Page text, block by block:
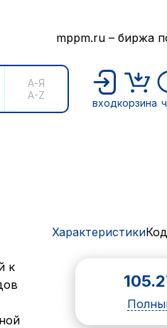
mppm.ru – биржа
А-Я
A-Z
входкорзина
Характеристики
к